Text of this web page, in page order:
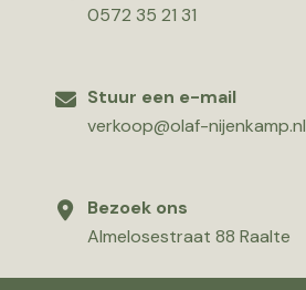
0572 35 21 31
Stuur een e-mail
verkoop@olaf-nijenkamp.nl
Bezoek ons
Almelosestraat 88 Raalte